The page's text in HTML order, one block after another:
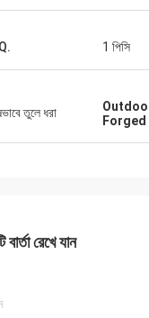
1 পিসি
তুলে ধরা
বার্তা রেখে যান